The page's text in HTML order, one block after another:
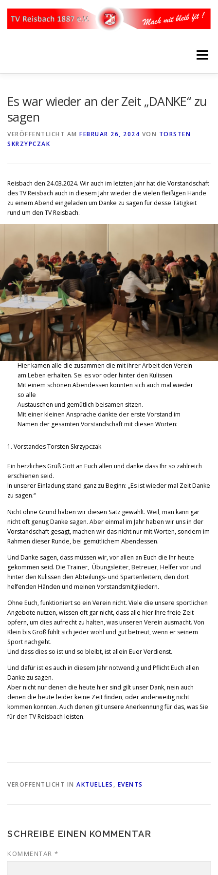
springen
Menü
Es war wieder an der Zeit „DANKE“ zu
sagen
VERÖFFENTLICHT AM FEBRUAR 26, 2024 VON TORSTEN
SKRZYPCZAK
Reisbach den 24.03.2024. Wir auch im letzten Jahr hat die Vorstandschaft
des TV Reisbach auch in diesem Jahr wieder die vielen fleißigen Hände
zu einem Abend eingeladen um Danke zu sagen für desse Tätigkeit
rund um den TV Reisbach.
Hier kamen alle die zusammen die mit ihrer Arbeit den Verein
am Leben erhalten. Sei es vor oder hinter den Kulissen.
Mit einem schönen Abendessen konnten sich auch mal wieder
so alle
Austauschen und gemütlich beisamen sitzen.
Mit einer kleinen Ansprache dankte der erste Vorstand im
Namen der gesamten Vorstandschaft mit diesen Worten:
1. Vorstandes Torsten Skrzypczak
Ein herzliches Grüß Gott an Euch allen und danke dass Ihr so zahlreich
erschienen seid.
In unserer Einladung stand ganz zu Beginn: „Es ist wieder mal Zeit Danke
zu sagen.“
Nicht ohne Grund haben wir diesen Satz gewählt. Weil, man kann gar
nicht oft genug Danke sagen. Aber einmal im Jahr haben wir uns in der
Vorstandschaft gesagt, machen wir das nicht nur mit Worten, sondern im
Rahmen dieser Runde, bei gemütlichem Abendessen.
Und Danke sagen, dass müssen wir, vor allen an Euch die Ihr heute
gekommen seid. Die Trainer, Übungsleiter, Betreuer, Helfer vor und
hinter den Kulissen den Abteilungs- und Spartenleitern, den dort
helfenden Händen und meinen Vorstandsmitgliedern.
Ohne Euch, funktioniert so ein Verein nicht. Viele die unsere sportlichen
Angebote nutzen, wissen oft gar nicht, dass alle hier Ihre freie Zeit
opfern, um dies aufrecht zu halten, was unseren Verein ausmacht. Von
Klein bis Groß fühlt sich jeder wohl und gut betreut, wenn er seinem
Sport nachgeht.
Und dass dies so ist und so bleibt, ist allein Euer Verdienst.
Und dafür ist es auch in diesem Jahr notwendig und Pflicht Euch allen
Danke zu sagen.
Aber nicht nur denen die heute hier sind gilt unser Dank, nein auch
denen die heute leider keine Zeit finden, oder anderweitig nicht
kommen konnten. Auch denen gilt unsere Anerkennung für das, was Sie
für den TV Reisbach leisten.
VERÖFFENTLICHT IN AKTUELLES , EVENTS
SCHREIBE EINEN KOMMENTAR
KOMMENTAR *